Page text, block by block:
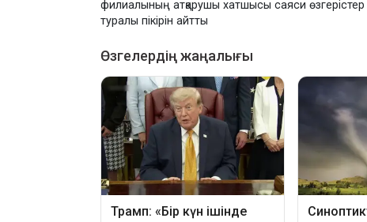
филиалының атқарушы хатшысы саяси өзгерістер
туралы пікірін айтты